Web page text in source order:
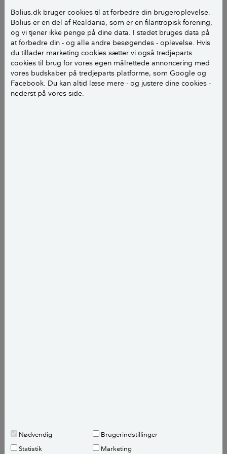
Bolius.dk bruger cookies til at forbedre din brugeroplevelse.
Bolius er en del af Realdania, som er en filantropisk forening,
og vi tjener ikke penge på dine data. I stedet bruges data på
at forbedre din - og alle andre besøgendes - oplevelse. Hvis
du tillader marketing cookies sætter vi også tredjeparts
cookies til brug for vores egen målrettede annoncering med
vores budskaber på tredjeparts platforme, som Google og
Facebook. Du kan altid læse mere - og justere dine cookies -
nederst på vores side.
Nødvendig
Brugerindstillinger
Statistik
Marketing
Pgr gaspris ønsker vi at sænke temperaturen I den
ene stue.
Hvor langt ned kan vi sænke temperaturen uden, at
stuen tager skade ift skimmelsvamp?
Mvh Sanne